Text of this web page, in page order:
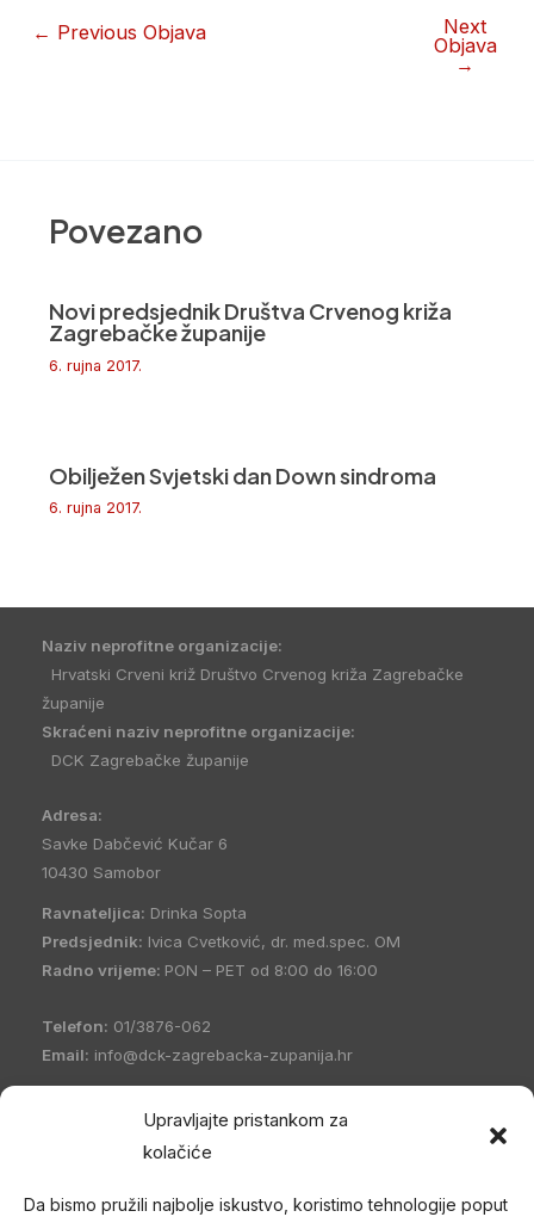
Upravljajte pristankom za
kolačiće
Da bismo pružili najbolje iskustvo, koristimo tehnologije poput
← Previous Objava
Next
Objava
→
Povezano
Novi predsjednik Društva Crvenog križa
Zagrebačke županije
6. rujna 2017.
Obilježen Svjetski dan Down sindroma
6. rujna 2017.
Naziv neprofitne organizacije:
Hrvatski Crveni križ Društvo Crvenog križa Zagrebačke
županije
Skraćeni naziv neprofitne organizacije:
DCK Zagrebačke županije
Adresa:
Savke Dabčević Kučar 6
10430 Samobor
Ravnateljica: Drinka Sopta
Predsjednik: Ivica Cvetković, dr. med.spec. OM
Radno vrijeme: PON – PET od 8:00 do 16:00
Telefon: 01/3876-062
Email: info@dck-zagrebacka-zupanija.hr
21096894110
HR5023600001101458235
županije(DCK Zagrebačke županije) osnovano je 1998. godine